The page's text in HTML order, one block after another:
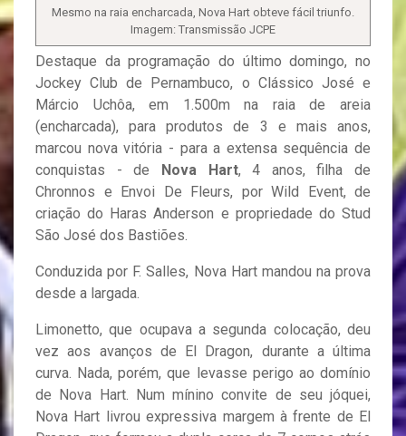
Mesmo na raia encharcada, Nova Hart obteve fácil triunfo.
Imagem: Transmissão JCPE
Destaque da programação do último domingo, no
Jockey Club de Pernambuco, o Clássico José e
Márcio Uchôa, em 1.500m na raia de areia
(encharcada), para produtos de 3 e mais anos,
marcou nova vitória - para a extensa sequência de
conquistas - de Nova Hart, 4 anos, filha de
Chronnos e Envoi De Fleurs, por Wild Event, de
criação do Haras Anderson e propriedade do Stud
São José dos Bastiões.
Conduzida por F. Salles, Nova Hart mandou na prova
desde a largada.
Limonetto, que ocupava a segunda colocação, deu
vez aos avanços de El Dragon, durante a última
curva. Nada, porém, que levasse perigo ao domínio
de Nova Hart. Num mínino convite de seu jóquei,
Nova Hart livrou expressiva margem à frente de El